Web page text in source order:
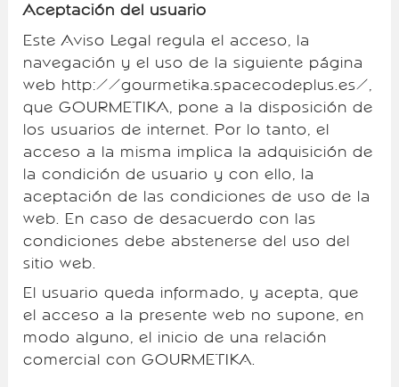
Aceptación del usuario
Este Aviso Legal regula el acceso, la
navegación y el uso de la siguiente página
web http://gourmetika.spacecodeplus.es/,
que GOURMETIKA, pone a la disposición de
los usuarios de internet. Por lo tanto, el
acceso a la misma implica la adquisición de
la condición de usuario y con ello, la
aceptación de las condiciones de uso de la
web. En caso de desacuerdo con las
condiciones debe abstenerse del uso del
sitio web.
El usuario queda informado, y acepta, que
el acceso a la presente web no supone, en
modo alguno, el inicio de una relación
comercial con GOURMETIKA.